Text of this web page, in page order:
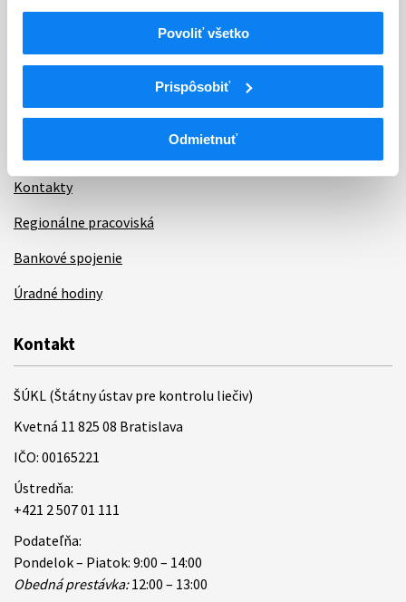
Povoliť všetko
Prispôsobiť
Odmietnuť
Dotazník spokojnosti zákazníka
Poskytovanie informácií
Ochrana osobných údajov
Kontakty
Regionálne pracoviská
Bankové spojenie
Úradné hodiny
Kontakt
ŠÚKL (Štátny ústav pre kontrolu liečiv)
Kvetná 11 825 08 Bratislava
IČO: 00165221
Ústredňa:
+421 2 507 01 111
Podateľňa:
Pondelok – Piatok: 9:00 – 14:00
Obedná prestávka:12:00 – 13:00